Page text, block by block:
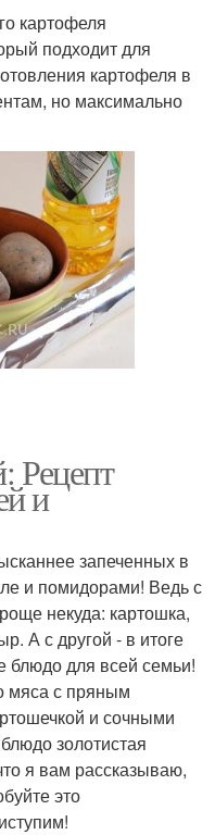
картофеля
подходит для
картофеля в
но максимально
Рецепт
и
запеченных в
и помидорами! Ведь с
некуда: картошка,
А с другой - в итоге
блюдо для всей семьи!
мяса с пряным
и сочными
золотистая
я вам рассказываю,
это